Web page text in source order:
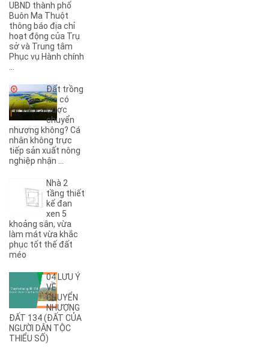
5A(1)
5KC(3)
6A(1)
6B (1)
8B(3)
8KC(1)
9A(1)
9KC(1)
A(7)
A Dừa(5)
(7)
(3)
A12 (6)
A13(2)
A14(1)
A2(7)
A3(5)
A5(8)
A6(5)
A7(17)
UBND thành phố
Buôn Ma Thuột
thông báo địa chỉ
hoạt động của Trụ
sở và Trung tâm
Phục vụ Hành chính
Đất trồng
lúa có
được
chuyển
nhượng không? Cá
nhân không trực
tiếp sản xuất nông
nghiệp nhận ...
Nhà 2
tầng thiết
kế đan
xen 5
khoảng sân, vừa
làm mát vừa khắc
phục tốt thế đất
méo
04 LƯU Ý
VỀ
CHUYỂN
NHƯỢNG
ĐẤT 134 (ĐẤT CỦA
NGƯỜI DÂN TỘC
THIỂU SỐ)